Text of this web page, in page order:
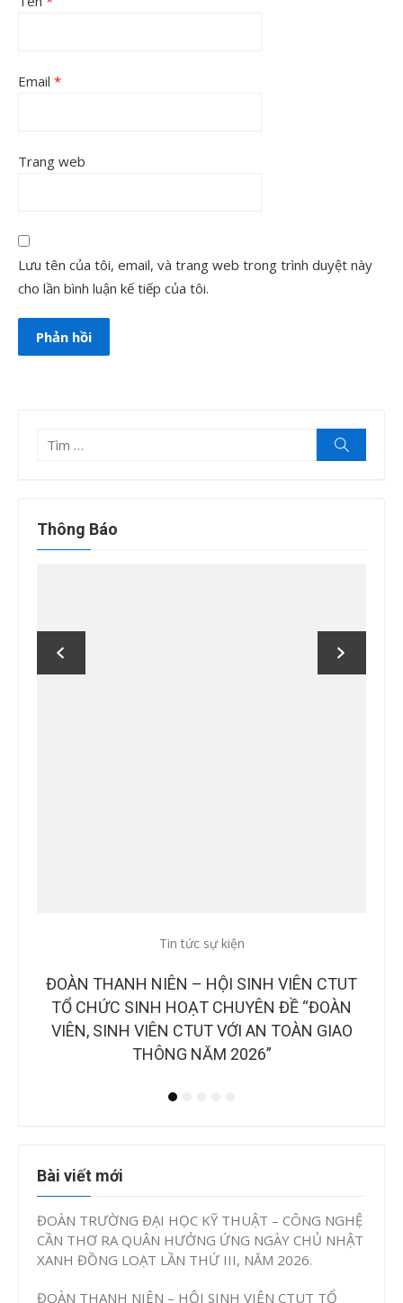
Email *
Trang web
Lưu tên của tôi, email, và trang web trong trình duyệt này
cho lần bình luận kế tiếp của tôi.
Tìm
kiếm
Thông Báo
Tin tức sự kiện
CÔNG BỐ BAN GIÁM KHẢO TẠI CHUNG KẾT
CUỘC THI “Ý TƯỞNG KHỞI NGHIỆP, ĐỔI MỚI
SÁNG TẠO CTUT STARTUP LẦN IV, NĂM
2026”
Bài viết mới
ĐOÀN TRƯỜNG ĐẠI HỌC KỸ THUẬT – CÔNG NGHỆ
CẦN THƠ RA QUÂN HƯỞNG ỨNG NGÀY CHỦ NHẬT
XANH ĐỒNG LOẠT LẦN THỨ III, NĂM 2026.
ĐOÀN THANH NIÊN – HỘI SINH VIÊN CTUT TỔ